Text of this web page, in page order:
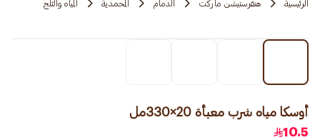
الرئيسية هنقرستيشن ماركت الدمام المحمدية المياه والثلج
أوسكا مياه شرب معبأة 20×330مل
10.5